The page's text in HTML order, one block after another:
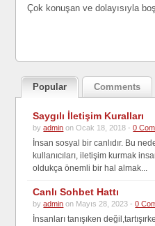
Çok konuşan ve dolayısıyla
Popular Comments
Saygılı İletişim Kuralları
byadmin on Ocak 18, 2018 -0
İnsan sosyal bir canlıdır. Bu
kullanıcıları, iletişim kurmak
oldukça önemli bir hal almak...
Canlı Sohbet Hattı
byadmin on Mayıs 28, 2023 -0
İnsanları tanışıken